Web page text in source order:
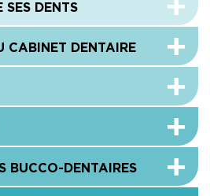
SES DENTS
CABINET DENTAIRE
BUCCO-DENTAIRES